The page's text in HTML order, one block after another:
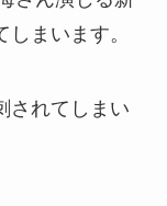
まいます。
されてしまい